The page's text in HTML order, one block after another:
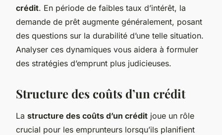
crédit. En période de faibles taux d’intérêt, la
demande de prêt augmente généralement, posant
des questions sur la durabilité d’une telle situation.
Analyser ces dynamiques vous aidera à formuler
des stratégies d’emprunt plus judicieuses.
Structure des coûts d’un crédit
La structure des coûts d’un crédit joue un rôle
crucial pour les emprunteurs lorsqu’ils planifient